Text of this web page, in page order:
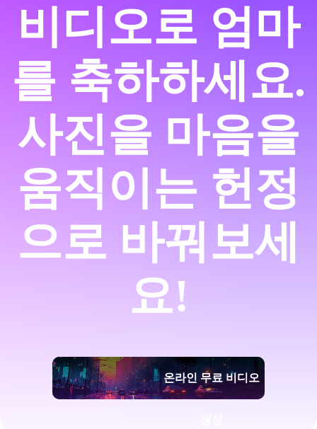
비디오로 엄마
를 축하하세요.
사진을 마음을
움직이는 헌정
으로 바꿔보세
요!
온라인 무료 비디오